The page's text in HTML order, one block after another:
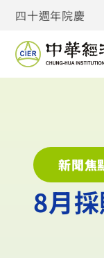
四十週年院慶
新聞焦
8月